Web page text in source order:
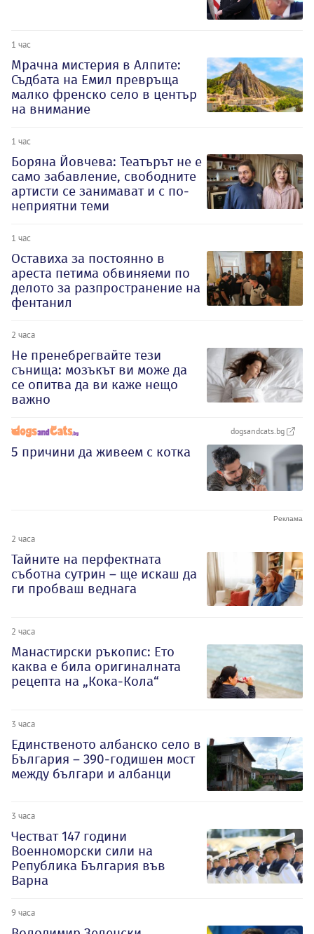
1 час
Мрачна мистерия в Алпите:
Съдбата на Емил превръща
малко френско село в център
на внимание
1 час
Боряна Йовчева: Театърът не е
само забавление, свободните
артисти се занимават и с по-
неприятни теми
1 час
Оставиха за постоянно в
ареста петима обвиняеми по
делото за разпространение на
фентанил
2 часа
Не пренебрегвайте тези
сънища: мозъкът ви може да
се опитва да ви каже нещо
важно
dogsandcats.bg
5 причини да живеем с котка
2 часа
Тайните на перфектната
съботна сутрин – ще искаш да
ги пробваш веднага
2 часа
Манастирски ръкопис: Ето
каква е била оригиналната
рецепта на „Кока-Кола“
3 часа
Единственото албанско село в
България – 390-годишен мост
между българи и албанци
3 часа
Честват 147 години
Военноморски сили на
Република България във
Варна
9 часа